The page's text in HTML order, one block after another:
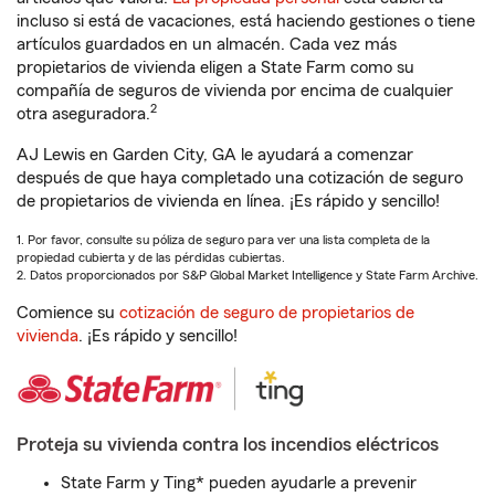
incluso si está de vacaciones, está haciendo gestiones o tiene
artículos guardados en un almacén. Cada vez más
propietarios de vivienda eligen a State Farm como su
compañía de seguros de vivienda por encima de cualquier
otra aseguradora.2
AJ Lewis en Garden City, GA le ayudará a comenzar
después de que haya completado una cotización de seguro
de propietarios de vivienda en línea. ¡Es rápido y sencillo!
1. Por favor, consulte su póliza de seguro para ver una lista completa de la
propiedad cubierta y de las pérdidas cubiertas.
2. Datos proporcionados por S&P Global Market Intelligence y State Farm Archive.
Comience su cotización de seguro de propietarios de
vivienda. ¡Es rápido y sencillo!
Proteja su vivienda contra los incendios eléctricos
State Farm y Ting* pueden ayudarle a prevenir